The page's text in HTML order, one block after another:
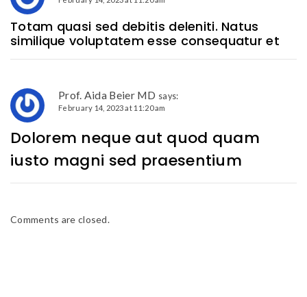
Totam quasi sed debitis deleniti. Natus
similique voluptatem esse consequatur et
Prof. Aida Beier MD says:
February 14, 2023 at 11:20 am
Dolorem neque aut quod quam
iusto magni sed praesentium
Comments are closed.